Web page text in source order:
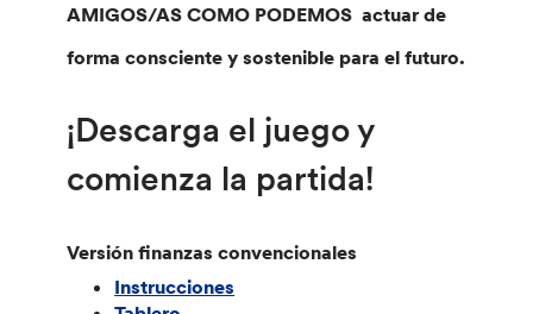
AMIGOS/AS COMO PODEMOS actuar de
forma consciente y sostenible para el futuro.
¡Descarga el juego y
comienza la partida!
Versión finanzas convencionales
Instrucciones